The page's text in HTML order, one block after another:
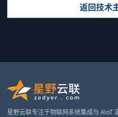
返回技术
星野云联专注于物联网系统集成与 AIoT